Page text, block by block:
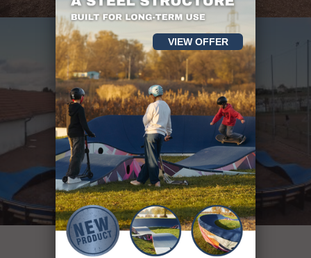
VIEW OFFER